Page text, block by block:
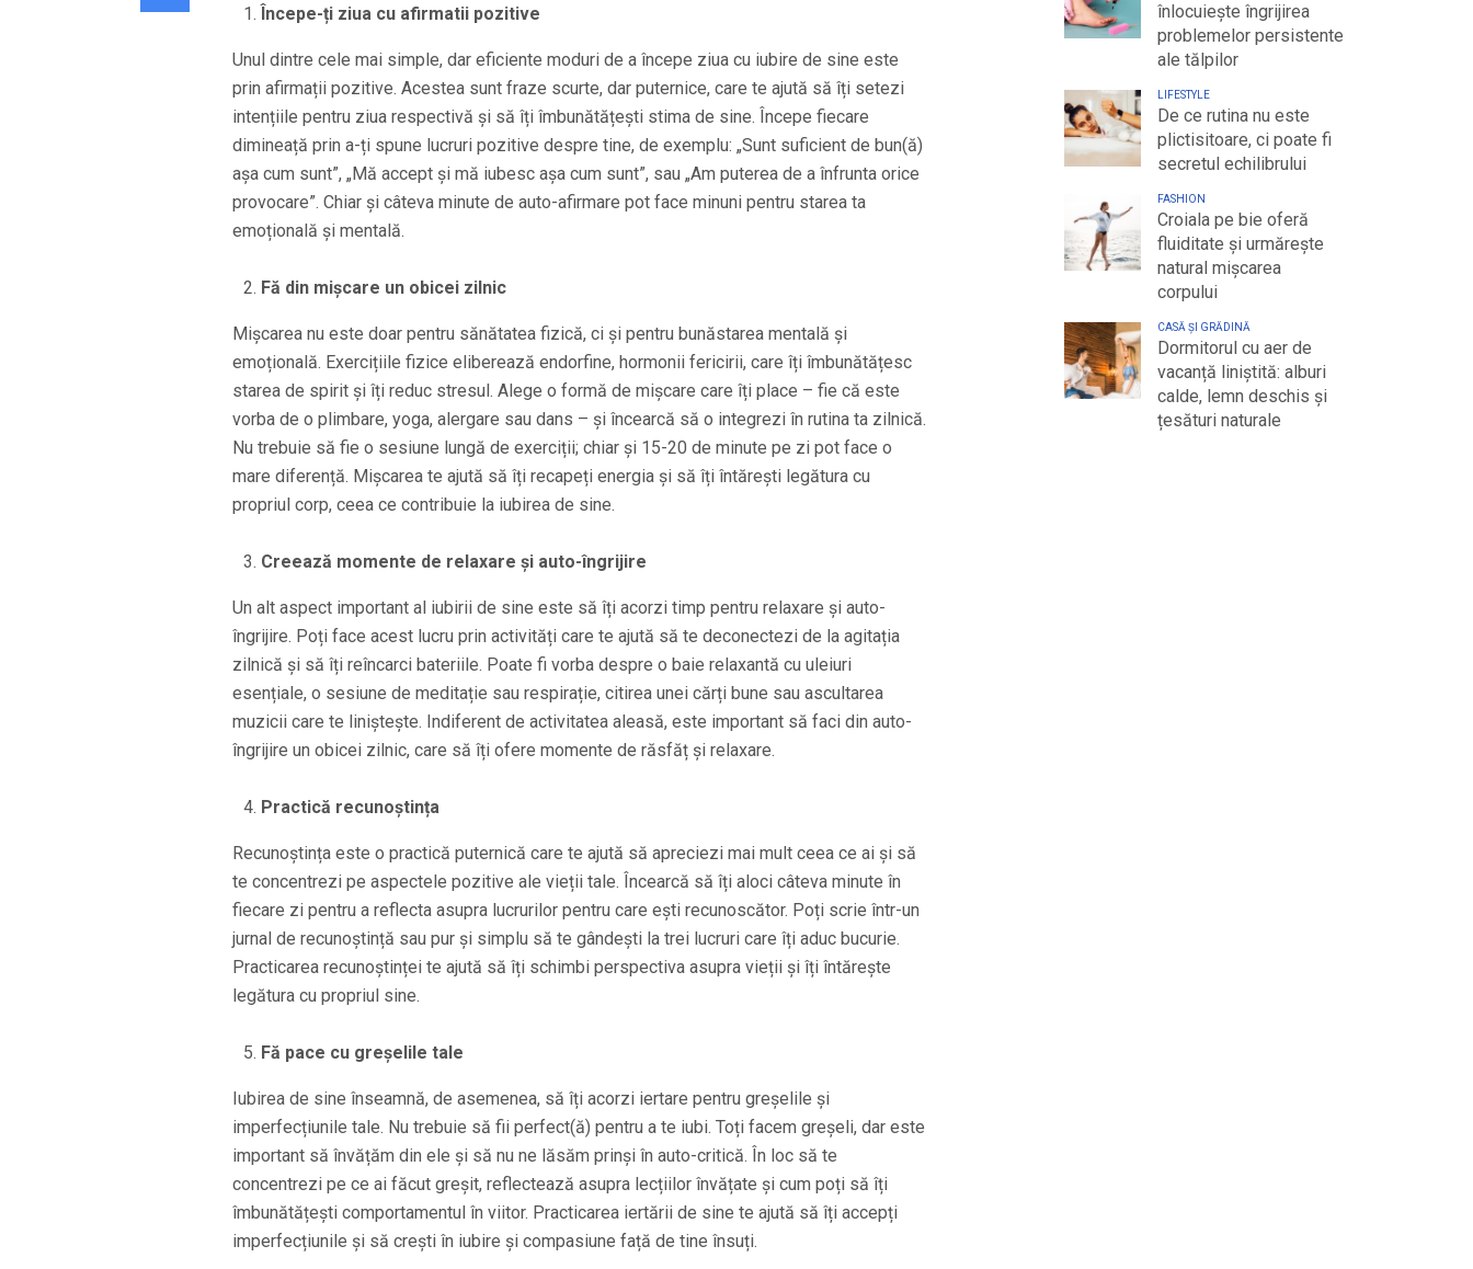
Începe-ți ziua cu afirmatii pozitive
Unul dintre cele mai simple, dar eficiente moduri de a începe ziua cu iubire de sine este
prin afirmații pozitive. Acestea sunt fraze scurte, dar puternice, care te ajută să îți setezi
intențiile pentru ziua respectivă și să îți îmbunătățești stima de sine. Începe fiecare
dimineață prin a-ți spune lucruri pozitive despre tine, de exemplu: „Sunt suficient de bun(ă)
așa cum sunt”, „Mă accept și mă iubesc așa cum sunt”, sau „Am puterea de a înfrunta orice
provocare”. Chiar și câteva minute de auto-afirmare pot face minuni pentru starea ta
emoțională și mentală.
Fă din mișcare un obicei zilnic
Mișcarea nu este doar pentru sănătatea fizică, ci și pentru bunăstarea mentală și
emoțională. Exercițiile fizice eliberează endorfine, hormonii fericirii, care îți îmbunătățesc
starea de spirit și îți reduc stresul. Alege o formă de mișcare care îți place – fie că este
vorba de o plimbare, yoga, alergare sau dans – și încearcă să o integrezi în rutina ta zilnică.
Nu trebuie să fie o sesiune lungă de exerciții; chiar și 15-20 de minute pe zi pot face o
mare diferență. Mișcarea te ajută să îți recapeți energia și să îți întărești legătura cu
propriul corp, ceea ce contribuie la iubirea de sine.
Creează momente de relaxare și auto-îngrijire
Un alt aspect important al iubirii de sine este să îți acorzi timp pentru relaxare și auto-
îngrijire. Poți face acest lucru prin activități care te ajută să te deconectezi de la agitația
zilnică și să îți reîncarci bateriile. Poate fi vorba despre o baie relaxantă cu uleiuri
esențiale, o sesiune de meditație sau respirație, citirea unei cărți bune sau ascultarea
muzicii care te liniștește. Indiferent de activitatea aleasă, este important să faci din auto-
îngrijire un obicei zilnic, care să îți ofere momente de răsfăț și relaxare.
Practică recunoștința
Recunoștința este o practică puternică care te ajută să apreciezi mai mult ceea ce ai și să
te concentrezi pe aspectele pozitive ale vieții tale. Încearcă să îți aloci câteva minute în
fiecare zi pentru a reflecta asupra lucrurilor pentru care ești recunoscător. Poți scrie într-un
jurnal de recunoștință sau pur și simplu să te gândești la trei lucruri care îți aduc bucurie.
Practicarea recunoștinței te ajută să îți schimbi perspectiva asupra vieții și îți întărește
legătura cu propriul sine.
Fă pace cu greșelile tale
Iubirea de sine înseamnă, de asemenea, să îți acorzi iertare pentru greșelile și
imperfecțiunile tale. Nu trebuie să fii perfect(ă) pentru a te iubi. Toți facem greșeli, dar este
important să învățăm din ele și să nu ne lăsăm prinși în auto-critică. În loc să te
concentrezi pe ce ai făcut greșit, reflectează asupra lecțiilor învățate și cum poți să îți
îmbunătățești comportamentul în viitor. Practicarea iertării de sine te ajută să îți accepți
imperfecțiunile și să crești în iubire și compasiune față de tine însuți.
înlocuiește îngrijirea
problemelor persistente
ale tălpilor
LIFESTYLE
De ce rutina nu este
plictisitoare, ci poate fi
secretul echilibrului
FASHION
Croiala pe bie oferă
fluiditate și urmărește
natural mișcarea
corpului
CASĂ ȘI GRĂDINĂ
Dormitorul cu aer de
vacanță liniștită: alburi
calde, lemn deschis și
țesături naturale